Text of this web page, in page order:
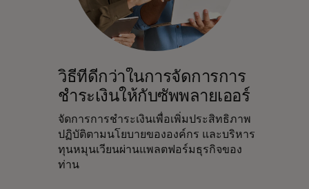
วิธีที่ดีกว่าในการจัดการการ
ชำระเงินให้กับซัพพลายเออร์
จัดการการชำระเงินเพื่อเพิ่มประสิทธิภาพ
ปฏิบัติตามนโยบายขององค์กร และบริหาร
ทุนหมุนเวียนผ่านแพลตฟอร์มธุรกิจของ
ท่าน